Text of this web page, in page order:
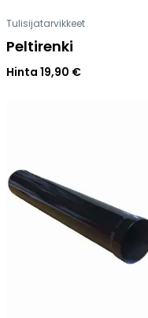
Tulisijatarvikkeet
Peltirenki
Hinta 19,90 €